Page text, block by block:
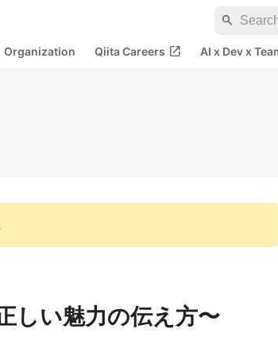
search
Organization Qiita Careers open_in_new AI x Dev x
しい魅力の伝え方〜